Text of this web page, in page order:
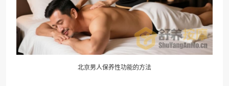
北京男人保养性功能的方法